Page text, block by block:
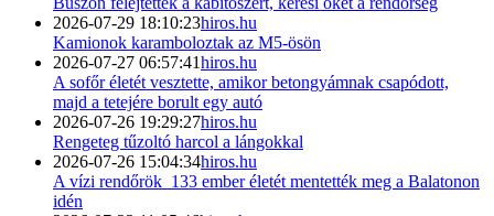
2026-07-29 18:10:23hiros.hu
Kamionok karamboloztak az M5-ösön
2026-07-27 06:57:41hiros.hu
A sofőr életét vesztette, amikor betongyámnak csapódott,
majd a tetejére borult egy autó
2026-07-26 19:29:27hiros.hu
Rengeteg tűzoltó harcol a lángokkal
2026-07-26 15:04:34hiros.hu
A vízi rendőrök 133 ember életét mentették meg a Balatonon
idén